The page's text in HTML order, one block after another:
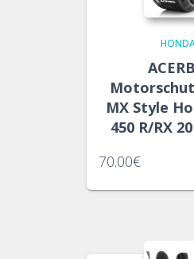
MX Style
450 R/RX
70.00€